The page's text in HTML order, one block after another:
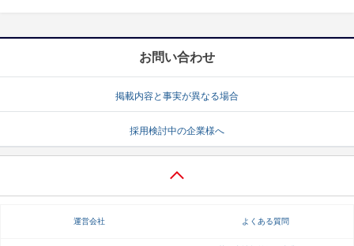
お問い合わせ
掲載内容と事実が異なる場合
採用検討中の企業様へ
運営会社 よくある質問